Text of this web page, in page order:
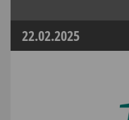
22.02.2025